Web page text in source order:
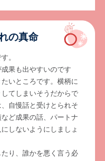
の真命
。
果も出やすいのです
いところです。横柄に
てしまいそうだからで
自慢話と受けとられそ
ど成果の話、パートナ
しないようにしましょ
り、誰かを悪く言う必